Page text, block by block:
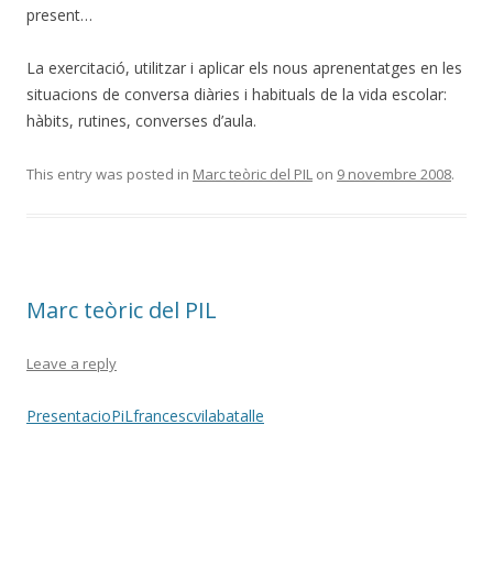
present…
La exercitació, utilitzar i aplicar els nous aprenentatges en les
situacions de conversa diàries i habituals de la vida escolar:
hàbits, rutines, converses d’aula.
This entry was posted in Marc teòric del PIL on 9 novembre 2008.
Marc teòric del PIL
Leave a reply
PresentacioPiLfrancescvilabatalle